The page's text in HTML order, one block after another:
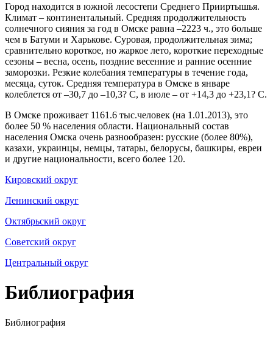
Город находится в южной лесостепи Среднего Прииртышья.
Климат – континентальный. Средняя продолжительность
солнечного сияния за год в Омске равна –2223 ч., это больше
чем в Батуми и Харькове. Суровая, продолжительная зима;
сравнительно короткое, но жаркое лето, короткие переходные
сезоны – весна, осень, поздние весенние и ранние осенние
заморозки. Резкие колебания температуры в течение года,
месяца, суток. Средняя температура в Омске в январе
колеблется от –30,7 до –10,3? С, в июле – от +14,3 до +23,1? С.
В Омске проживает 1161.6 тыс.человек (на 1.01.2013), это
более 50 % населения области. Национальный состав
населения Омска очень разнообразен: русские (более 80%),
казахи, украинцы, немцы, татары, белорусы, башкиры, евреи
и другие национальности, всего более 120.
Кировский округ
Ленинский округ
Октябрьский округ
Советский округ
Центральный округ
Библиография
Библиография